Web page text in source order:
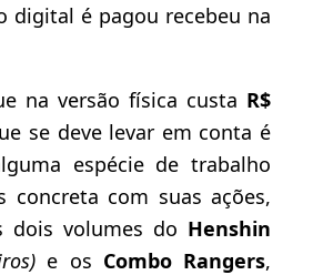
digital é pagou recebeu na
na versão física custa R$
se deve levar em conta é
espécie de trabalho
concreta com suas ações,
dois volumes do Henshin
e os Combo Rangers,